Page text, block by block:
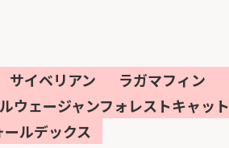
サイベリアン ラガマフィン
ウェージャンフォレストキャット
ールデックス